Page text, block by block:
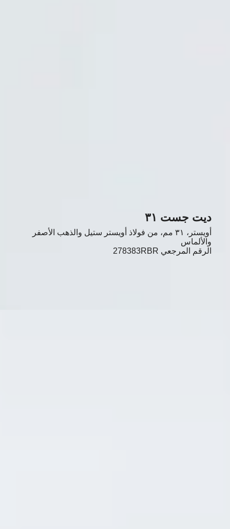
ديت جست ٣١
أويستر، ٣١ مم، من فولاذ أويستر ستيل والذهب الأصفر
والألماس
الرقم المرجعي 278383RBR